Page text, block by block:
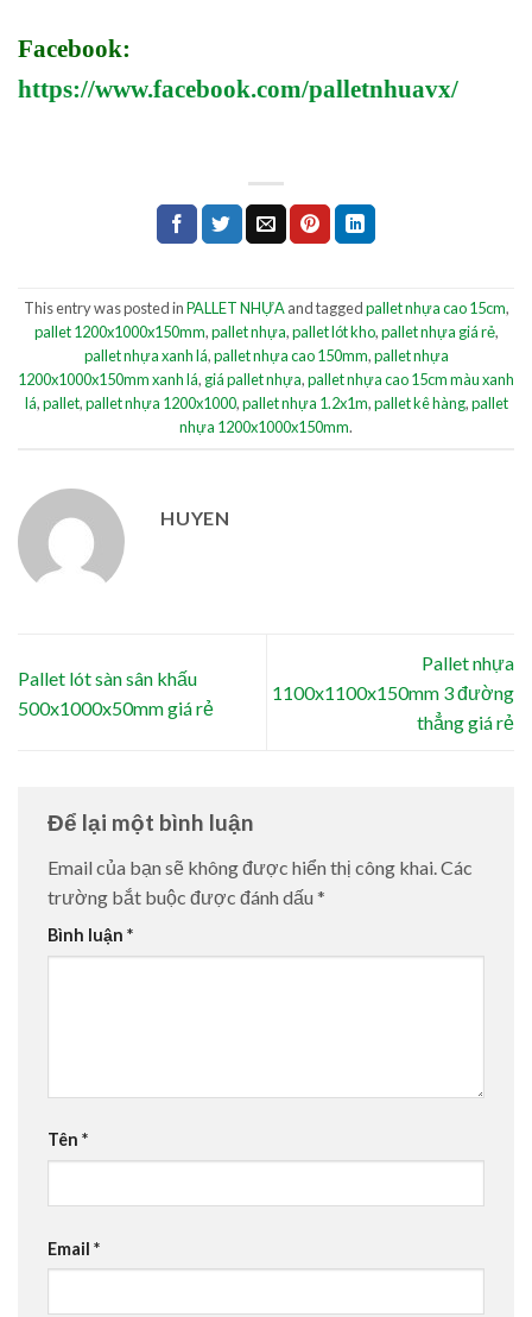
Facebook:
https://www.facebook.com/palletnhuavx/
This entry was posted inPALLET NHỰAand taggedpallet nhựa cao 15cm,
pallet 1200x1000x150mm,pallet nhựa,pallet lót kho,pallet nhựa giá rẻ,
pallet nhựa xanh lá,pallet nhựa cao 150mm,pallet nhựa
1200x1000x150mm xanh lá, giá pallet nhựa,pallet nhựa cao 15cm màu xanh
lá,pallet,pallet nhựa 1200x1000,pallet nhựa 1.2x1m,pallet kê hàng,pallet
nhựa 1200x1000x150mm.
HUYEN
Pallet lót sàn sân khấu
500x1000x50mm giá rẻ
Pallet nhựa
1100x1100x150mm 3 đường
thẳng giá rẻ
Để lại một bình luận
Email của bạn sẽ không được hiển thị công khai.Các
trường bắt buộc được đánh dấu *
Bình luận *
Tên *
Email *